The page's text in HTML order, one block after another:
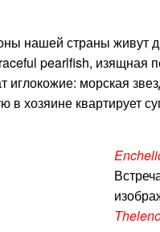
нашей страны живут
pearlfish, изящная
иглокожие: морская
в хозяине квартирует